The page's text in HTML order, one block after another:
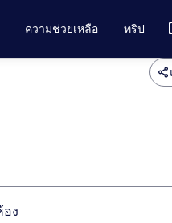
ความช่วยเหลือ ทริป